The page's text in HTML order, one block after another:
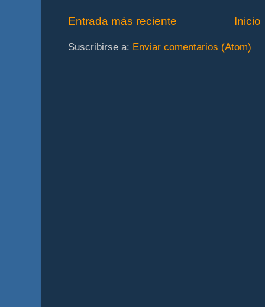
Entrada más reciente Inicio
Suscribirse a: Enviar comentarios (Atom)